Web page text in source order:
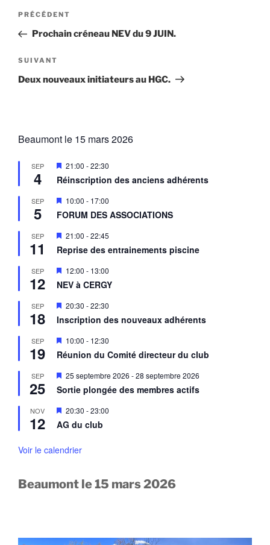
Navigation
l’article
Article
précédent
PRÉCÉDENT
Prochain créneau NEV du 9 JUIN.
Article
suivant
SUIVANT
Deux nouveaux initiateurs au HGC.
Beaumont le 15 mars 2026
SEP
4
M
i
s
n
a
a
n
t
21:00 -22:30
Réinscription des anciens adhérents
SEP
5
M
i
s
n
a
v
a
n
t
10:00 - 17:00
FORUM DES ASSOCIATIONS
SEP
11
M
s
n
a
a
n
t
21:00 -22:45
Reprise des entrainements piscine
SEP
12
M
i
s
n
a
a
n
t
12:00 - 13:00
NEV à CERGY
SEP
18
M
s
n
a
a
n
t
20:30 -22:30
Inscription des nouveaux adhérents
SEP
19
M
i
s
n
a
a
n
t
10:00 - 12:30
Réunion du Comité directeur du club
SEP
25
M
s
n
a
n
25 septembre 2026 -28 septembre 2026
Sortie plongée des membres actifs
NOV
12
M
i
s
n
n
20:30 -23:00
AG du club
Voir le calendrier
Beaumont le 15 mars 2026